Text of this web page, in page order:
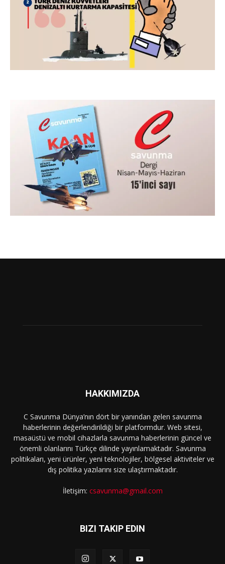
HAKKIMIZDA
C Savunma Dünya’nın dört bir yanından gelen savunma
haberlerinin değerlendirildiği bir platformdur. Web sitesi,
masaüstü ve mobil cihazlarla savunma haberlerinin güncel ve
önemli olanlarını Türkçe dilinde yayınlamaktadır. Savunma
politikaları, yeni ürünler, yeni teknolojiler, bölgesel aktiviteler ve
dış politika yazılarını size ulaştırmaktadır.
İletişim: csavunma@gmail.com
BIZI TAKIP EDIN